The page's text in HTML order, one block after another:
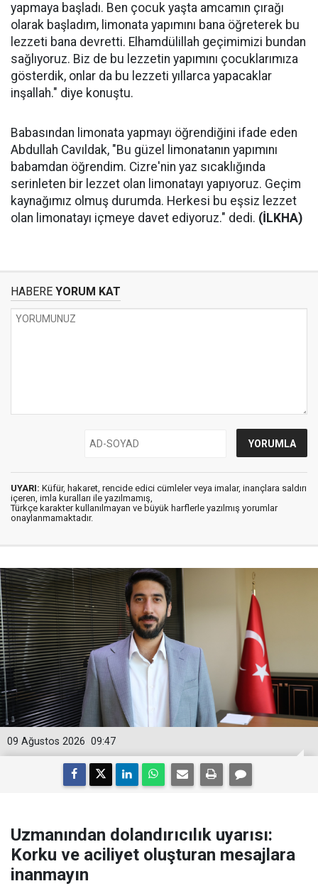
yapmaya başladı. Ben çocuk yaşta amcamın çırağı
olarak başladım, limonata yapımını bana öğreterek bu
lezzeti bana devretti. Elhamdülillah geçimimizi bundan
sağlıyoruz. Biz de bu lezzetin yapımını çocuklarımıza
gösterdik, onlar da bu lezzeti yıllarca yapacaklar
inşallah." diye konuştu.
Babasından limonata yapmayı öğrendiğini ifade eden
Abdullah Cavıldak, "Bu güzel limonatanın yapımını
babamdan öğrendim. Cizre'nin yaz sıcaklığında
serinleten bir lezzet olan limonatayı yapıyoruz. Geçim
kaynağımız olmuş durumda. Herkesi bu eşsiz lezzet
olan limonatayı içmeye davet ediyoruz." dedi. (İLKHA)
HABERE YORUM KAT
UYARI: Küfür, hakaret, rencide edici cümleler veya imalar, inançlara saldırı
içeren, imla kuralları ile yazılmamış,
Türkçe karakter kullanılmayan ve büyük harflerle yazılmış yorumlar
onaylanmamaktadır.
09:47
09 Ağustos 2026
Uzmanından dolandırıcılık uyarısı:
Korku ve aciliyet oluşturan mesajlara
inanmayın